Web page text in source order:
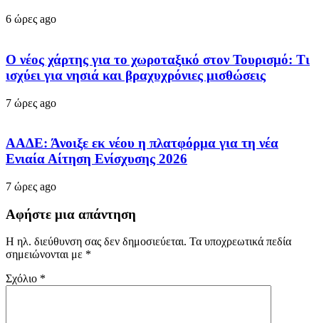
6 ώρες ago
Ο νέος χάρτης για το χωροταξικό στον Τουρισμό: Τι
ισχύει για νησιά και βραχυχρόνιες μισθώσεις
7 ώρες ago
ΑΑΔΕ: Άνοιξε εκ νέου η πλατφόρμα για τη νέα
Ενιαία Αίτηση Ενίσχυσης 2026
7 ώρες ago
Αφήστε μια απάντηση
Η ηλ. διεύθυνση σας δεν δημοσιεύεται. Τα υποχρεωτικά πεδία
σημειώνονται με *
Σχόλιο *